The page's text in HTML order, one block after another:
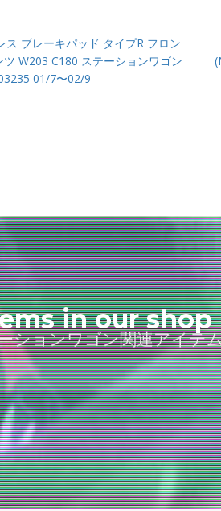
ス ブレーキパッド タイプR フロン
ツ W203 C180 ステーションワゴン
01/7〜02/9
in our shop
ションワゴン関連アイテ